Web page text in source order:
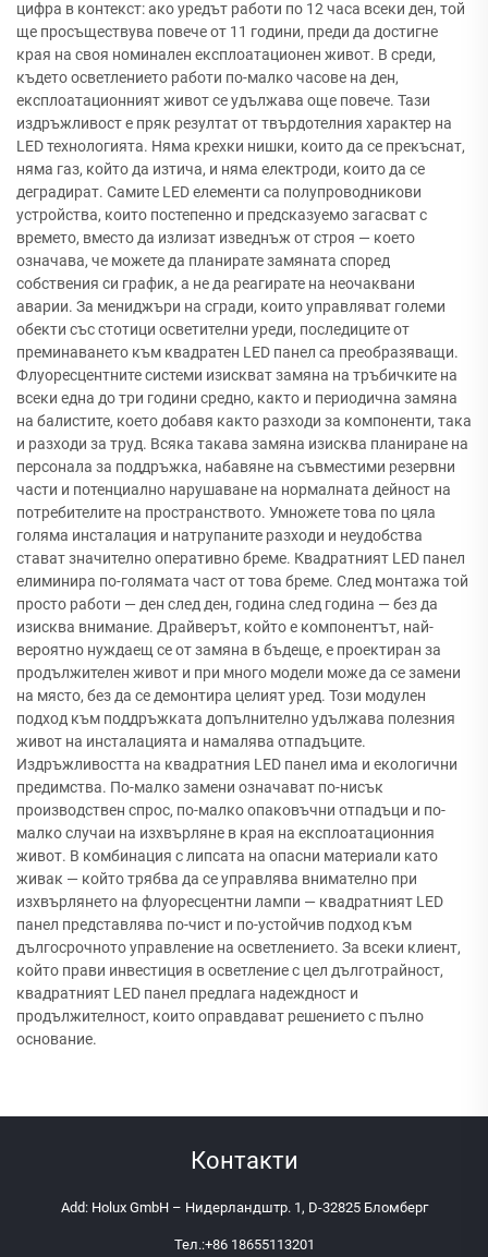
цифра в контекст: ако уредът работи по 12 часа всеки ден, той
ще просъществува повече от 11 години, преди да достигне
края на своя номинален експлоатационен живот. В среди,
където осветлението работи по-малко часове на ден,
експлоатационният живот се удължава още повече. Тази
издръжливост е пряк резултат от твърдотелния характер на
LED технологията. Няма крехки нишки, които да се прекъснат,
няма газ, който да изтича, и няма електроди, които да се
деградират. Самите LED елементи са полупроводникови
устройства, които постепенно и предсказуемо загасват с
времето, вместо да излизат изведнъж от строя — което
означава, че можете да планирате замяната според
собствения си график, а не да реагирате на неочаквани
аварии. За мениджъри на сгради, които управляват големи
обекти със стотици осветителни уреди, последиците от
преминаването към квадратен LED панел са преобразяващи.
Флуоресцентните системи изискват замяна на тръбичките на
всеки една до три години средно, както и периодична замяна
на балистите, което добавя както разходи за компоненти, така
и разходи за труд. Всяка такава замяна изисква планиране на
персонала за поддръжка, набавяне на съвместими резервни
части и потенциално нарушаване на нормалната дейност на
потребителите на пространството. Умножете това по цяла
голяма инсталация и натрупаните разходи и неудобства
стават значително оперативно бреме. Квадратният LED панел
елиминира по-голямата част от това бреме. След монтажа той
просто работи — ден след ден, година след година — без да
изисква внимание. Драйверът, който е компонентът, най-
вероятно нуждаещ се от замяна в бъдеще, е проектиран за
продължителен живот и при много модели може да се замени
на място, без да се демонтира целият уред. Този модулен
подход към поддръжката допълнително удължава полезния
живот на инсталацията и намалява отпадъците.
Издръжливостта на квадратния LED панел има и екологични
предимства. По-малко замени означават по-нисък
производствен спрос, по-малко опаковъчни отпадъци и по-
малко случаи на изхвърляне в края на експлоатационния
живот. В комбинация с липсата на опасни материали като
живак — който трябва да се управлява внимателно при
изхвърлянето на флуоресцентни лампи — квадратният LED
панел представлява по-чист и по-устойчив подход към
дългосрочното управление на осветлението. За всеки клиент,
който прави инвестиция в осветление с цел дълготрайност,
квадратният LED панел предлага надеждност и
продължителност, които оправдават решението с пълно
основание.
Контакти
Add: Holux GmbH – Нидерландштр. 1, D-32825 Бломберг
Тел.:+86 18655113201